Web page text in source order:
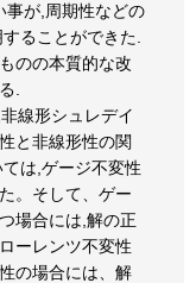
事が,周期性などの
ることができた.
のの本質的な改
.
線形シュレデイ
と非線形性の関
は,ゲージ不変性
。そして、ゲー
場合には,解の正
ーレンツ不変性
の場合には、解